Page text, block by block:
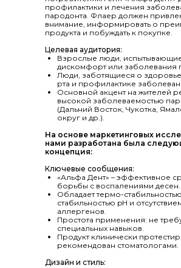
профилактики и лечения
пародонта. Флаер должен
внимание, информировать о
продукта и побуждать к покупке.
Целевая аудитория:
Взрослые люди,
дискомфорт или заболевания
Люди, заботящиеся о
рта и профилактике
Основной акцент на жителей
высокой заболеваемостью
(Дальний Восток, Чукотка,
округ и др.).
На основе маркетинговых
нами разработана была
концепция:
Ключевые сообщения:
«Альфа Дент» – эффективное
борьбы с воспалениями десен.
Обладает термо-стабильностью,
стабильностью pH и
аллергенов.
Простота применения: не
специальных навыков.
Продукт клинически
рекомендован стоматологами.
Дизайн и стиль: